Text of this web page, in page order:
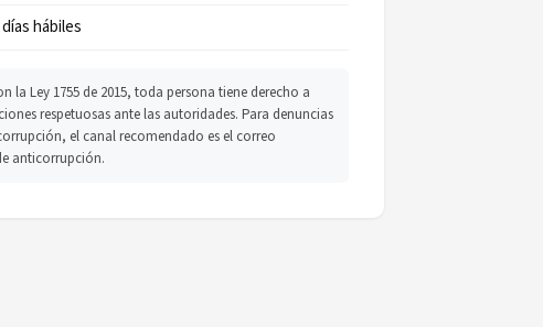
hábiles
la Ley 1755 de 2015, toda persona tiene derecho a
respetuosas ante las autoridades. Para denuncias
el canal recomendado es el correo
anticorrupción.